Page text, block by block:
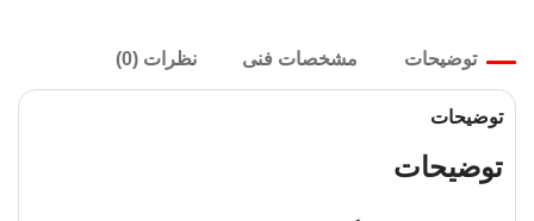
توضیحات مشخصات فنی نظرات (0)
توضیحات
توضیحات